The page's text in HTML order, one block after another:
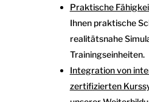
Praktische
Ihnen praktische
realitätsnahe
Trainingseinheiten.
Integration von
zertifizierten